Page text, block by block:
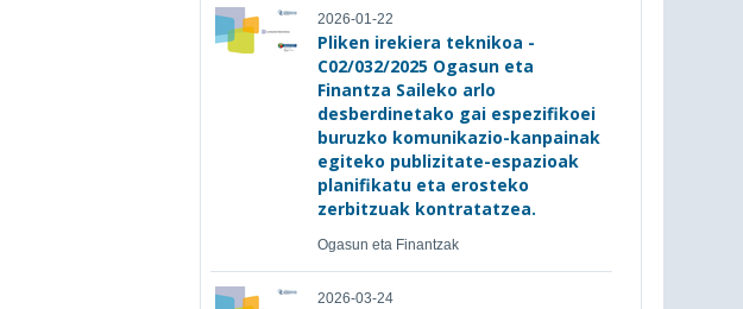
2026-01-22
Pliken irekiera teknikoa -
C02/032/2025 Ogasun eta
Finantza Saileko arlo
desberdinetako gai espezifikoei
buruzko komunikazio-kanpainak
egiteko publizitate-espazioak
planifikatu eta erosteko
zerbitzuak kontratatzea.
Ogasun eta Finantzak
2026-03-24